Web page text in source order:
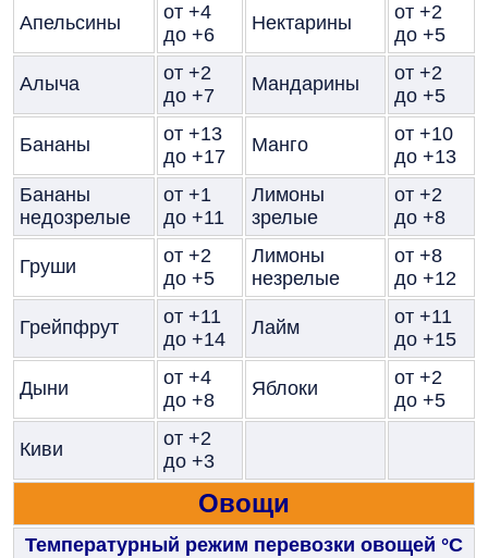
Апельсины
от +4
до +6
Нектарины
от +2
до +5
Алыча
от +2
до +7
Мандарины
от +2
до +5
Бананы
от +13
до +17
Манго
от +10
до +13
Бананы
недозрелые
от +1
до +11
Лимоны
зрелые
от +2
до +8
Груши
от +2
до +5
Лимоны
незрелые
от +8
до +12
Грейпфрут
от +11
до +14
Лайм
от +11
до +15
Дыни
от +4
до +8
Яблоки
от +2
до +5
Киви
от +2
до +3
Овощи
Температурный режим перевозки овощей °C